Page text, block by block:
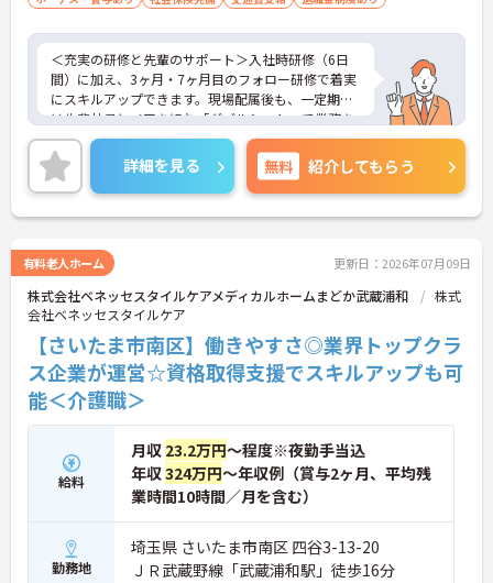
＜充実の研修と先輩のサポート＞入社時研修（6日
間）に加え、3ヶ月・7ヶ月目のフォロー研修で着実
にスキルアップできます。現場配属後も、一定期間
は先輩社員とペアを組む「ダブルシフト」で業務を
習得できるので、一人で抱え込むことはありませ
ん。
＜頑張りが給与に直結！専門性を磨いて年収アップ
＞経験やスキルがしっかり給与に反映される仕組み
です。定期昇給に加え、独自の社内専門資格制度
の専門性を認定されると、1資格につき月給＋1万円
（最大4万円）の手当がつきます。キャリアアップす
れば年収UPも目指せるため、高いモチベーションで
働き続けられます。
＜家族も嬉しい！ベネッセグループならではの手厚
い福利厚生＞ご家族も支える制度が満載♪産休・育
休の取得実績も多数あり、ライフステージが変わっ
ても長く安心して働き続けられる環境が整っていま
す。
詳細を見る 無料 紹介してもらう
有料老人ホーム 更新日：2026年07月09日
株式会社ベネッセスタイルケアメディカルホームまどか武蔵浦和
株式
会社ベネッセスタイルケア
【さいたま市南区】働きやすさ◎業界トップクラ
ス企業が運営☆資格取得支援でスキルアップも可
能＜介護職＞
給料
月収 23.2万円～程度※夜勤手当込
年収324万円～年収例（賞与2ヶ月、平均残
業時間10時間／月を含む）
勤務地
埼玉県 さいたま市南区 四谷3-13-20
ＪＲ武蔵野線「武蔵浦和駅」徒歩16分